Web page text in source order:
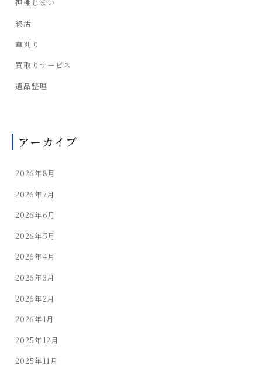
神棚じまい
終活
草刈り
買取りサービス
遺品整理
アーカイブ
2026年8月
2026年7月
2026年6月
2026年5月
2026年4月
2026年3月
2026年2月
2026年1月
2025年12月
2025年11月